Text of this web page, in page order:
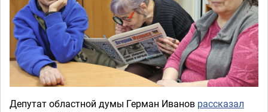
Депутат областной думы Герман Иванов рассказал